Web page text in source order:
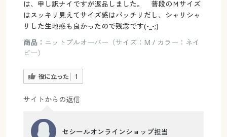
は、申し訳ナイですが返品しました。 普段のＭサイズ
はスッキリ見えてサイズ感はバッチリだし、シャリシャ
リした生地感も良かったので残念です(-_-;)
商品： ニットプルオーバー（サイズ：M / カラー：ネイ
ビー）
役に立った 1
サイトからの返信
セシールオンラインショップ担当